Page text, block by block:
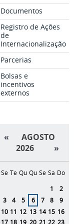
Documentos
Registro de Ações
de
Internacionalização
Parcerias
Bolsas e
incentivos
externos
«
AGOSTO
2026
»
Se Te Qu Qu Se Sa Do
1
2
3
4 5 6 7 8
9
10 11 12 13 14 15 16
17 18 19 20 21 22 23